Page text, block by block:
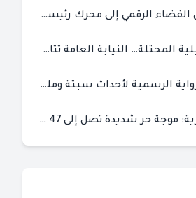
كيف تحول الفضاء الرقمي إلى محرك رئيسي لأحداث الهجرة في سبتة؟
أحداث مليلية المحتلة… النيابة العامة تتابع 50 متورطا في محاولة اقتحام السياح الحدودي بتهم ثقيلة
عاجل : الرواية الرسمية لأحداث سبتة ومليلية المحتلتين (وزارة الداخلية)
نشرة إنذارية: موجة حر شديدة تصل إلى 47 درجة بمختلف مناطق المغرب